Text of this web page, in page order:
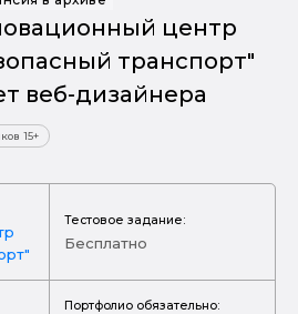
центр
транспорт"
веб-дизайнера
15+
Тестовое задание:
Бесплатно
Портфолио обязательно: